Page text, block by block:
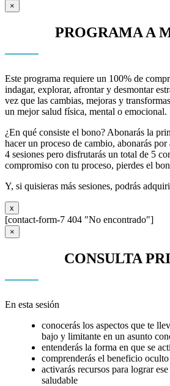
×
PROGRAMA A
Este programa requiere un 100% de
indagar, explorar, afrontar y desmontar
vez que las cambias, mejoras y
un mejor salud física, mental o emocional.
¿En qué consiste el bono? Abonarás la
hacer un proceso de cambio, abonarás
4 sesiones pero disfrutarás un total de 5
compromiso con tu proceso, pierdes el
Y, si quisieras más sesiones, podrás
x
[contact-form-7 404 "No encontrado"]
×
CONSULTA
En esta sesión
conocerás los aspectos que te
bajo y limitante en un asunto
entenderás la forma en que se
comprenderás el beneficio
activarás recursos para lograr
saludable